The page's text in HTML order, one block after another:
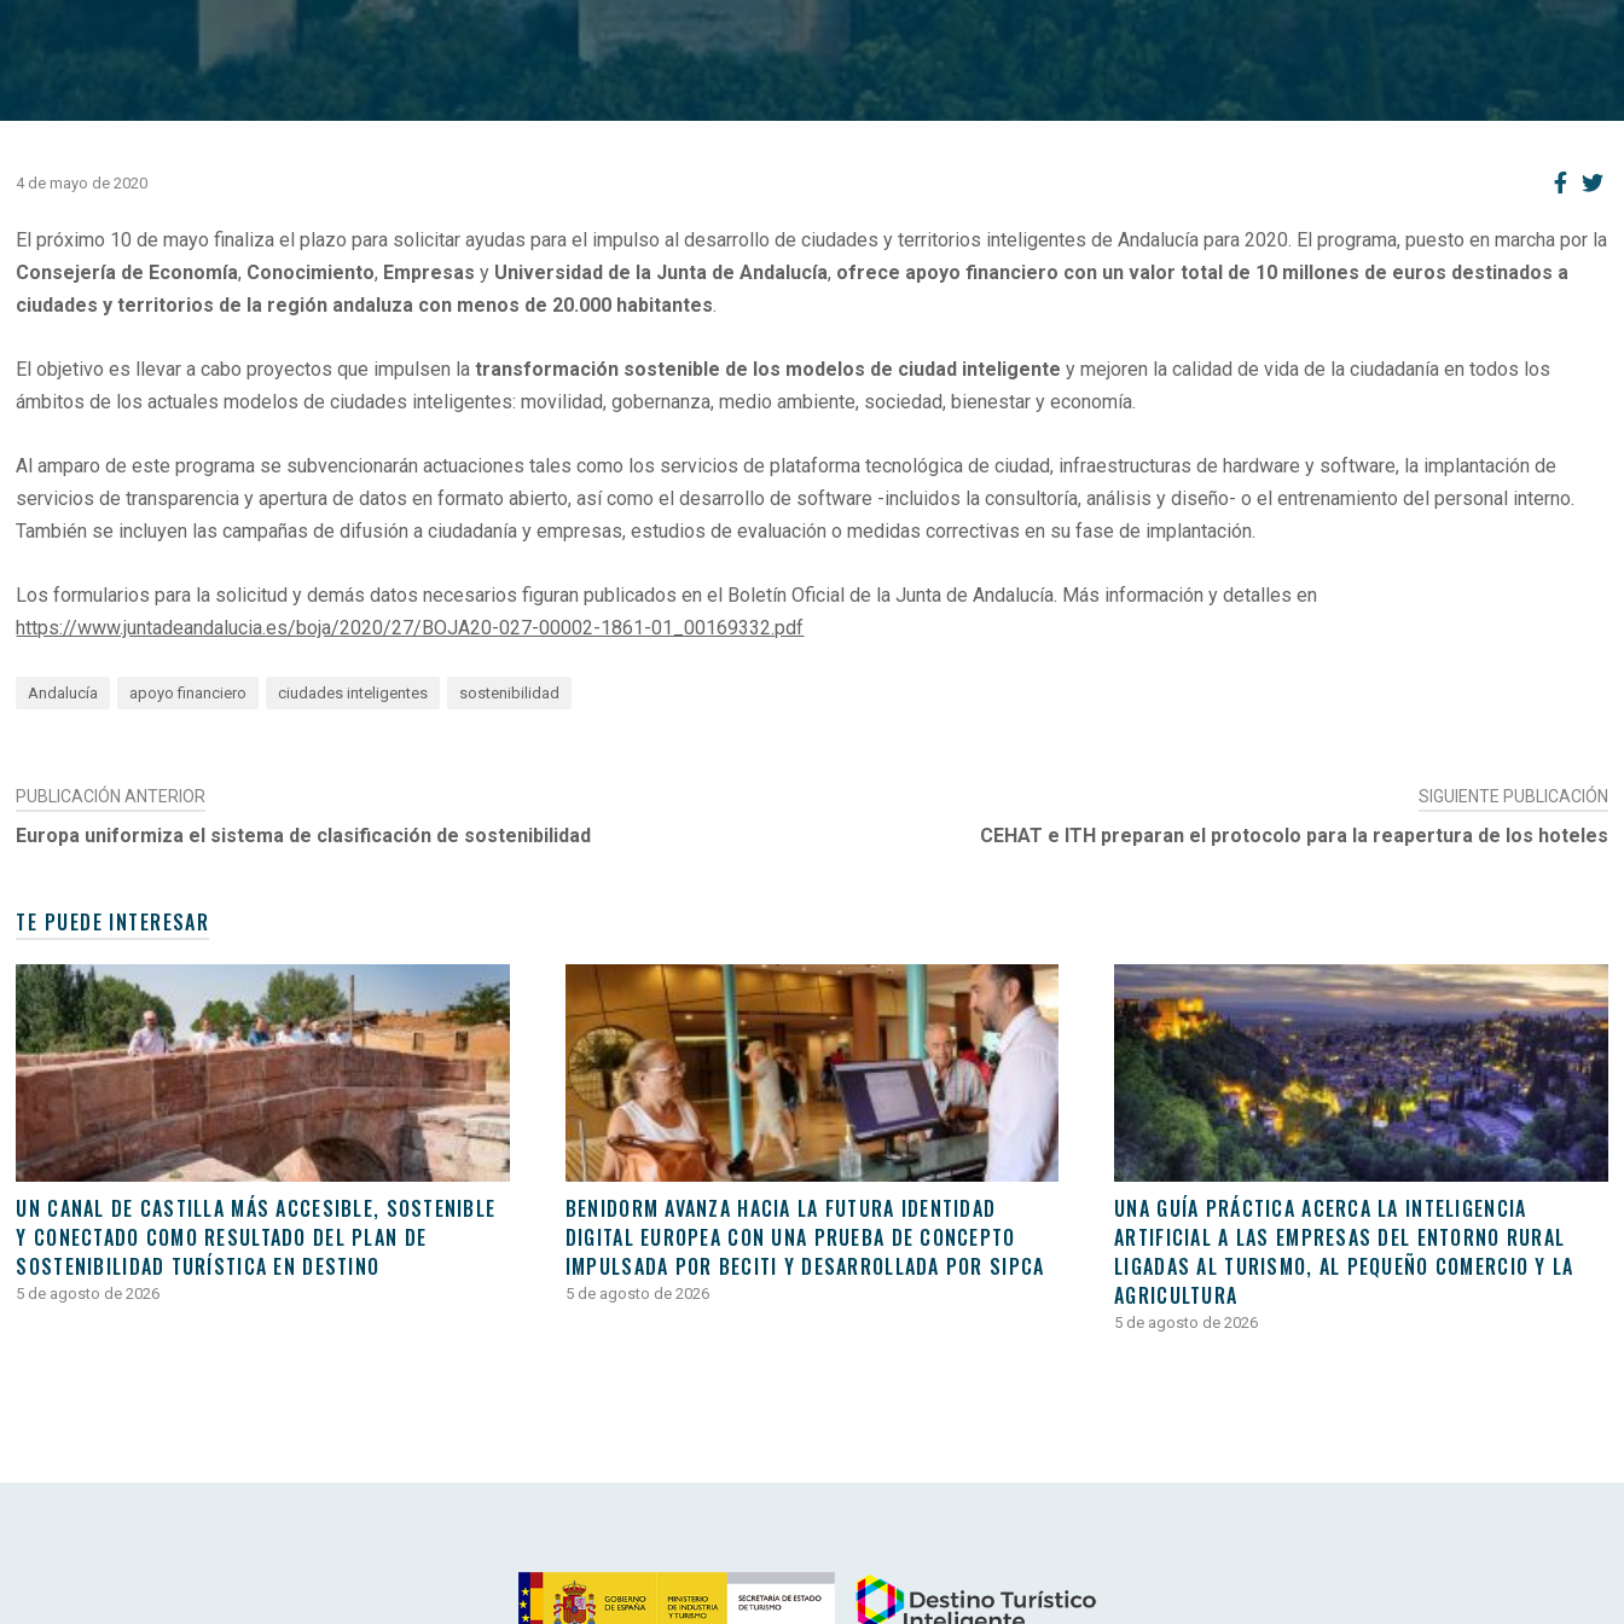
4 de mayo de 2020
El próximo 10 de mayo finaliza el plazo para solicitar ayudas para el impulso al desarrollo de ciudades y territorios inteligentes de Andalucía para 2020. El programa, puesto en marcha por la
Consejería de Economía, Conocimiento, Empresas y Universidad de la Junta de Andalucía, ofrece apoyo financiero con un valor total de 10 millones de euros destinados a
ciudades y territorios de la región andaluza con menos de 20.000 habitantes.
El objetivo es llevar a cabo proyectos que impulsen la transformación sostenible de los modelos de ciudad inteligente y mejoren la calidad de vida de la ciudadanía en todos los
ámbitos de los actuales modelos de ciudades inteligentes: movilidad, gobernanza, medio ambiente, sociedad, bienestar y economía.
Al amparo de este programa se subvencionarán actuaciones tales como los servicios de plataforma tecnológica de ciudad, infraestructuras de hardware y software, la implantación de
servicios de transparencia y apertura de datos en formato abierto, así como el desarrollo de software -incluidos la consultoría, análisis y diseño- o el entrenamiento del personal interno.
También se incluyen las campañas de difusión a ciudadanía y empresas, estudios de evaluación o medidas correctivas en su fase de implantación.
Los formularios para la solicitud y demás datos necesarios figuran publicados en el Boletín Oficial de la Junta de Andalucía. Más información y detalles en
https://www.juntadeandalucia.es/boja/2020/27/BOJA20-027-00002-1861-01_00169332.pdf
Andalucía apoyo financiero ciudades inteligentes sostenibilidad
NAVEGACIÓN
DE
PUBLICACIÓN ANTERIOR
Europa uniformiza el sistema de clasificación de sostenibilidad
SIGUIENTE PUBLICACIÓN
CEHAT e ITH preparan el protocolo para la reapertura de los hoteles
TE PUEDE INTERESAR
UN CANAL DE CASTILLA MÁS ACCESIBLE, SOSTENIBLE
Y CONECTADO COMO RESULTADO DEL PLAN DE
SOSTENIBILIDAD TURÍSTICA EN DESTINO
5 de agosto de 2026
BENIDORM AVANZA HACIA LA FUTURA IDENTIDAD
DIGITAL EUROPEA CON UNA PRUEBA DE CONCEPTO
IMPULSADA POR BECITI Y DESARROLLADA POR SIPCA
5 de agosto de 2026
UNA GUÍA PRÁCTICA ACERCA LA INTELIGENCIA
ARTIFICIAL A LAS EMPRESAS DEL ENTORNO RURAL
LIGADAS AL TURISMO, AL PEQUEÑO COMERCIO Y LA
AGRICULTURA
5 de agosto de 2026